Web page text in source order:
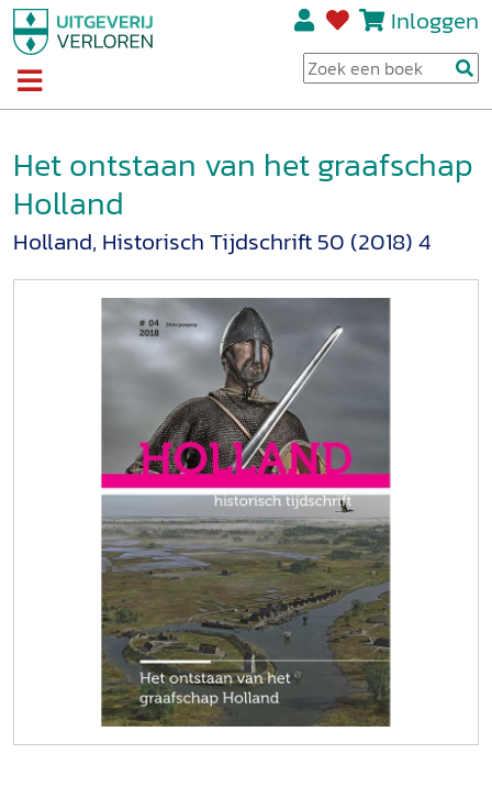
Inloggen
Het ontstaan van het graafschap
Holland
Holland, Historisch Tijdschrift 50 (2018) 4